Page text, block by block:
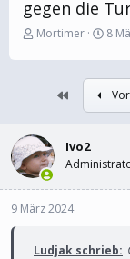
gegen die
E
s
e
r
Mortimer
E
s
t
l
a
8
Erste
Ivo2
9 März 2024
Ludjak schrieb: